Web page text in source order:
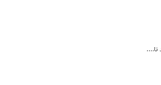
تا....